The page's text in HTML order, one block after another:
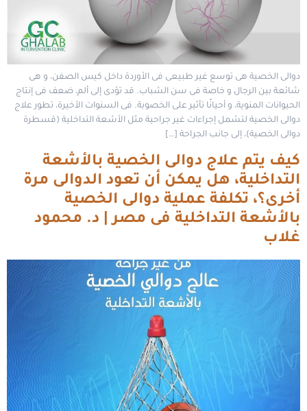
دوالى الخصية هى توسع غير طبيعى فى الأوردة داخل كيس الصفن، و هى
شائعة بين الرجال و خاصة فى سن الشباب. قد تؤدى إلى ألم، ضعف فى إنتاج
الحيوانات المنوية، و أحيانًا تأثير على الخصوبة. فى السنوات الأخيرة، تطور علاج
دوالى الخصية لتشمل إجراءات غير جراحية مثل الأشعة التداخلية (قسطرة
دوالى الخصية)، إلى جانب الجراحة […]
كيف يتم علاج دوالى الخصية بالأشعة
التداخلية، هل يمكن أن تعود الدوالى مرة
أخرى؟، تكلفة عملية دوالى الخصية
بالأشعة التداخلية فى مصر | د. محمود
غلاب